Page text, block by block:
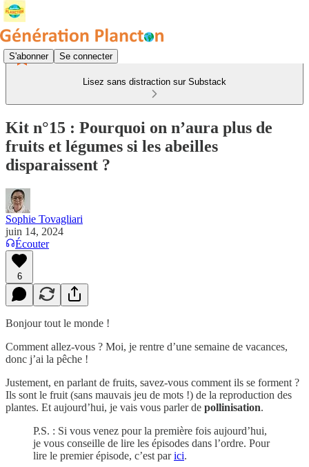
S'abonner Se connecter
Lisez sans distraction sur Substack
Kit n°15 : Pourquoi on n’aura plus de
fruits et légumes si les abeilles
disparaissent ?
Sophie Tovagliari
juin 14, 2024
Écouter
6
Bonjour tout le monde !
Comment allez-vous ? Moi, je rentre d’une semaine de vacances,
donc j’ai la pêche !
Justement, en parlant de fruits, savez-vous comment ils se forment ?
Ils sont le fruit (sans mauvais jeu de mots !) de la reproduction des
plantes. Et aujourd’hui, je vais vous parler de pollinisation.
P.S. : Si vous venez pour la première fois aujourd’hui,
je vous conseille de lire les épisodes dans l’ordre. Pour
lire le premier épisode, c’est parici.